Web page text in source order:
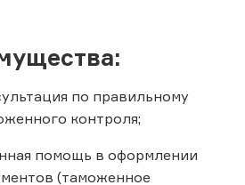
по правильному
контроля;
помощь в оформлении
(таможенное